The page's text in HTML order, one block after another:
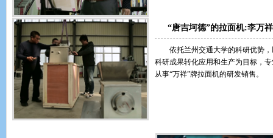
“唐吉坷德”的拉面机:李万祥
依托兰州交通大学的科研优势
科研成果转化应用和生产为目标，
从事“万祥”牌拉面机的研发销售。